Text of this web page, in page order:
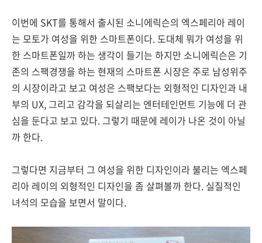
이번에 SKT를 통해서 출시된 소니에릭슨의 엑스페리아 레이
는 모토가 여성을 위한 스마트폰이다. 도대체 뭐가 여성을 위
한 스마트폰일까 하는 생각이 들기는 하지만 소니에릭슨은 기
존의 스팩경쟁을 하는 현재의 스마트폰 시장은 주로 남성위주
의 시장이라고 보고 여성은 스팩보다는 외형적인 디자인과 내
부의 UX, 그리고 감각을 되살리는 엔터테인먼트 기능에 더 관
심을 둔다고 보고 있다. 그렇기 때문에 레이가 나온 것이 아닐
까 한다.
그렇다면 지금부터 그 여성을 위한 디자인이라 불리는 엑스페
리아 레이의 외형적인 디자인을 좀 살펴볼까 한다. 실질적인
녀석의 모습을 보면서 말이다.